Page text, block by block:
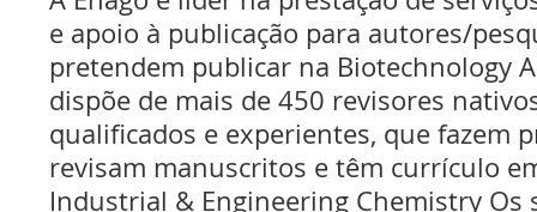
e apoio à publicação para autores/
pretendem publicar na Biotechnology
dispõe de mais de 450 revisores
qualificados e experientes, que fazem
revisam manuscritos e têm currículo
Industrial & Engineering Chemistry Os